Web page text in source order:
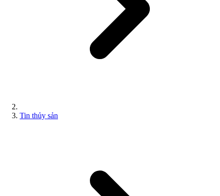
Tin thủy sản